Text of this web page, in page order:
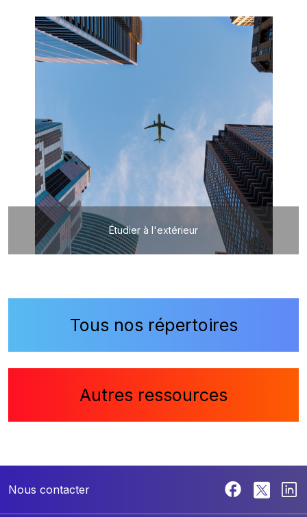
Étudier à l'extérieur
Tous nos répertoires
Autres ressources
Nous contacter